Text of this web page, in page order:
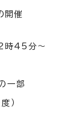
開催
2時45分〜
一部
）